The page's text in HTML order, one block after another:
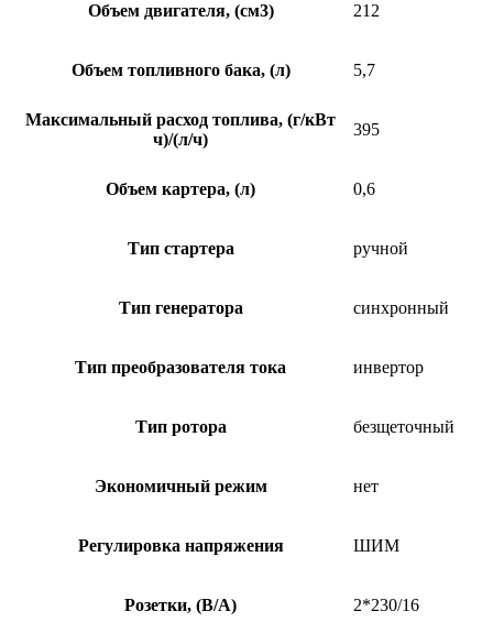
Объем двигателя, (см3) 212
Объем топливного бака, (л) 5,7
Максимальный расход топлива, (г/кВт
ч)/(л/ч)
395
Объем картера, (л) 0,6
Тип стартера ручной
Тип генератора синхронный
Тип преобразователя тока инвертор
Тип ротора безщеточный
Экономичный режим нет
Регулировка напряжения ШИМ
Розетки, (В/А) 2*230/16